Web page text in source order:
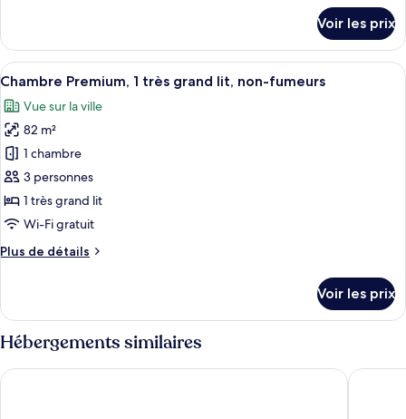
»,
1
très
grand
lit,
non-
fumeurs
le
type
de
Chambre
«
Premier
»,
très
grand
lit,
fumeurs
Voir les prix
Afficher
toutes
les
photos
pour
ce
type
de
chambre :
Chambre
très
grand
non-
Chambre Premium, 1 très grand lit,
6
Chambre Premium, 1 très grand lit, non-fumeurs
Vue sur la ville
82 m²
1 chambre
3 personnes
1 très grand lit
Wi-Fi gratuit
Plus de détails
Plus
le
type
de
Chambre
Voir les prix
Hébergements similaires
The Langham, Jakarta